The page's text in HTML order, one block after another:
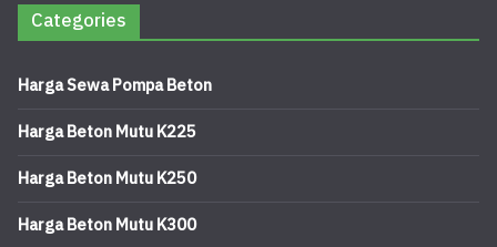
Categories
Harga Sewa Pompa Beton
Harga Beton Mutu K225
Harga Beton Mutu K250
Harga Beton Mutu K300